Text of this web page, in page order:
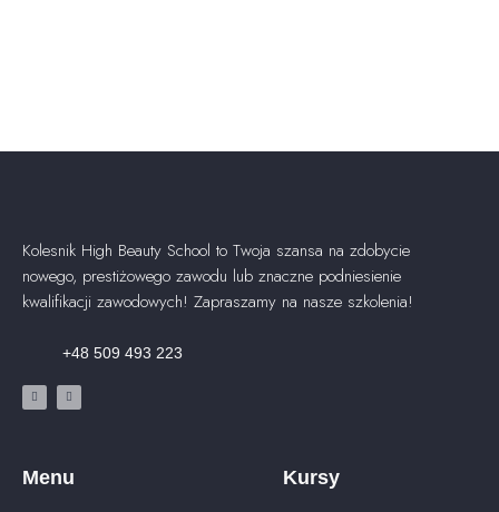
Kolesnik High Beauty School to Twoja szansa na zdobycie
nowego, prestiżowego zawodu lub znaczne podniesienie
kwalifikacji zawodowych! Zapraszamy na nasze szkolenia!
+48 509 493 223
Menu Kursy